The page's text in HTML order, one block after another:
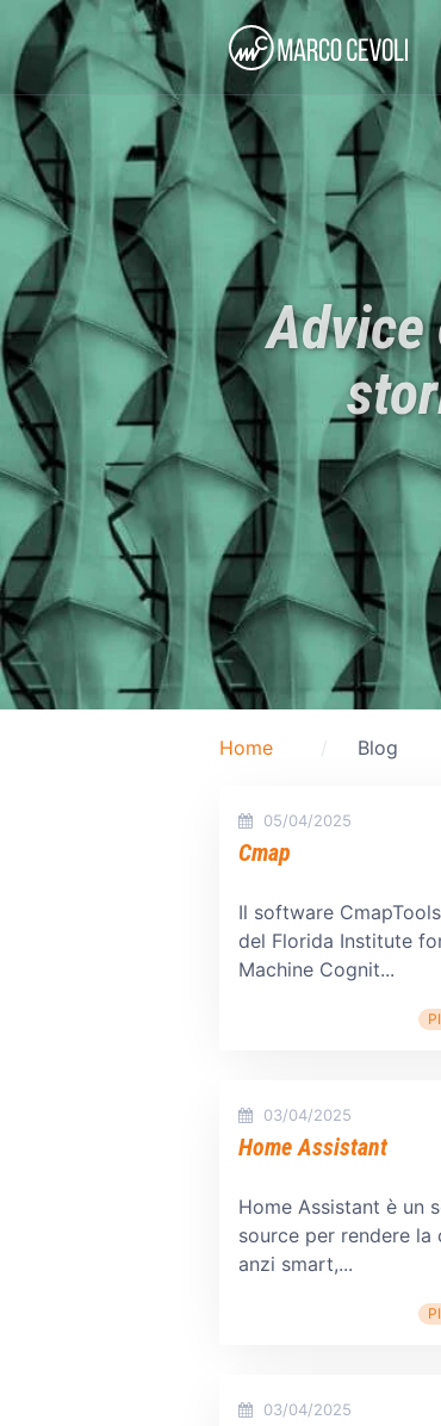
Advice
Home Blog
05/04/2025
Cmap
Il software
del Florida Institute
Machine Cognit...
03/04/2025
Home Assistant
Home Assistant è un
source per rendere la
anzi smart,...
03/04/2025